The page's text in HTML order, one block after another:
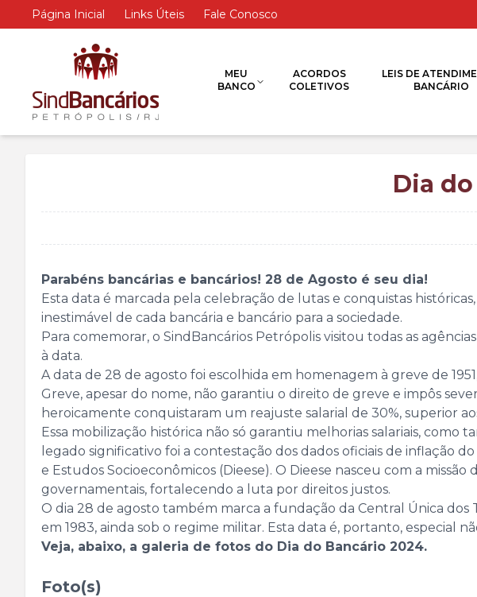
Página Inicial Links Úteis Fale Conosco
MEU
BANCO
ACORDOS
COLETIVOS
LEIS DE
BANCÁRIO
Dia
Parabéns bancárias e bancários! 28 de Agosto é seu dia!
Esta data é marcada pela celebração de lutas e conquistas
inestimável de cada bancária e bancário para a sociedade.
Para comemorar, o SindBancários Petrópolis visitou todas as
à data.
A data de 28 de agosto foi escolhida em homenagem à greve de
Greve, apesar do nome, não garantiu o direito de greve e impôs
heroicamente conquistaram um reajuste salarial de 30%, superior
Essa mobilização histórica não só garantiu melhorias salariais,
legado significativo foi a contestação dos dados oficiais de inflação
e Estudos Socioeconômicos (Dieese). O Dieese nasceu com a
governamentais, fortalecendo a luta por direitos justos.
O dia 28 de agosto também marca a fundação da Central Única dos
em 1983, ainda sob o regime militar. Esta data é, portanto, especial
Veja, abaixo, a galeria de fotos do Dia do Bancário 2024.
Foto(s)